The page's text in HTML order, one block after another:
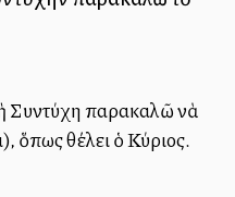
Συντύχη παρακαλῶ νὰ
ὅπως θέλει ὁ Κύριος.